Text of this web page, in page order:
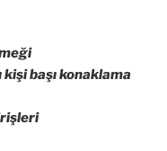
kişi başı konaklama